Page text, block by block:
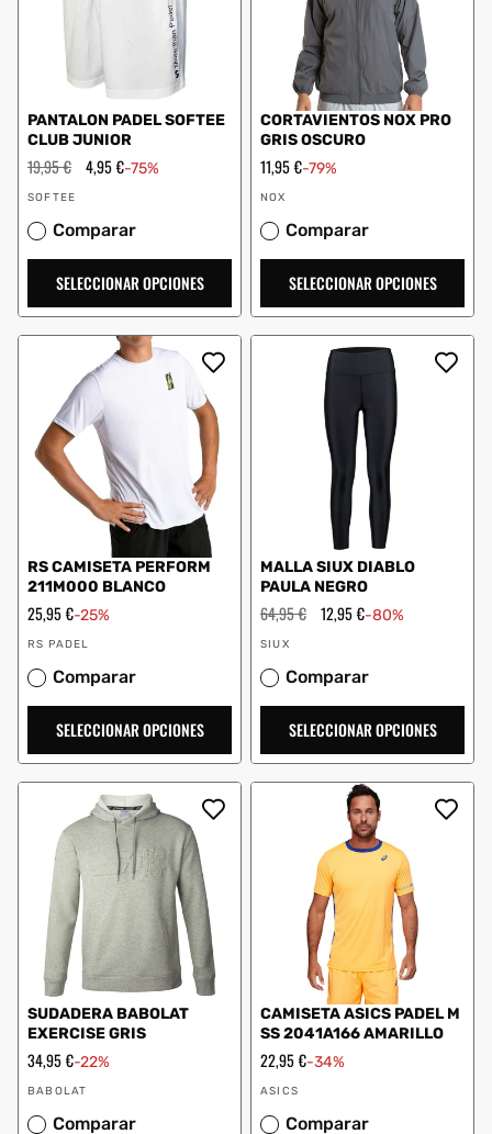
PANTALON PADEL SOFTEE
CLUB JUNIOR
Precio
habitual
19,95 € Precio
de
4,95 €-75%
Proveedor:
SOFTEE
Comparar
SELECCIONAR OPCIONES
CORTAVIENTOS NOX PRO
GRIS OSCURO
Precio
de
oferta
11,95 €-79%
Proveedor:
NOX
Comparar
SELECCIONAR OPCIONES
RS CAMISETA PERFORM
211M000 BLANCO
Precio
oferta
25,95 €-25%
Proveedor:
RS PADEL
Comparar
SELECCIONAR OPCIONES
MALLA SIUX DIABLO
PAULA NEGRO
Precio
habitual
64,95 € Precio
de
12,95 €-80%
Proveedor:
SIUX
Comparar
SELECCIONAR OPCIONES
SUDADERA BABOLAT
EXERCISE GRIS
Precio
oferta
34,95 €-22%
Proveedor:
BABOLAT
Comparar
CAMISETA ASICS PADEL M
SS 2041A166 AMARILLO
Precio
oferta
22,95 €-34%
Proveedor:
ASICS
Comparar